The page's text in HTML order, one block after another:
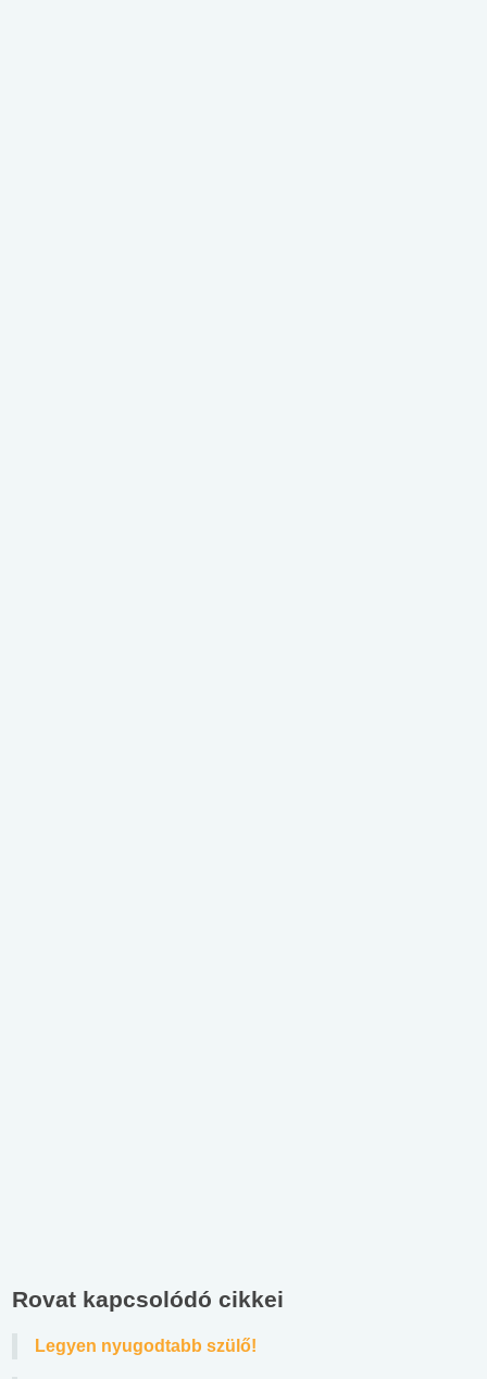
Rovat kapcsolódó cikkei
Legyen nyugodtabb szülő!